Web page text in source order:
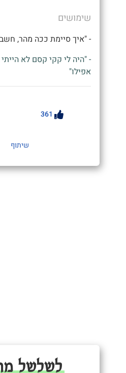
שימושים
- "איך סיימת ככה מהר,
- "היה לי קקי קסם לא הייתי
אפילו"
361
שיתוף
לשלשל